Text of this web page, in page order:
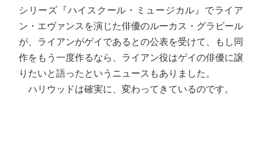
シリーズ『ハイスクール・ミュージカル』でライア
ン・エヴァンスを演じた俳優のルーカス・グラビール
が、ライアンがゲイであるとの公表を受けて、もし同
作をもう一度作るなら、ライアン役はゲイの俳優に譲
りたいと語ったというニュースもありました。
ハリウッドは確実に、変わってきているのです。